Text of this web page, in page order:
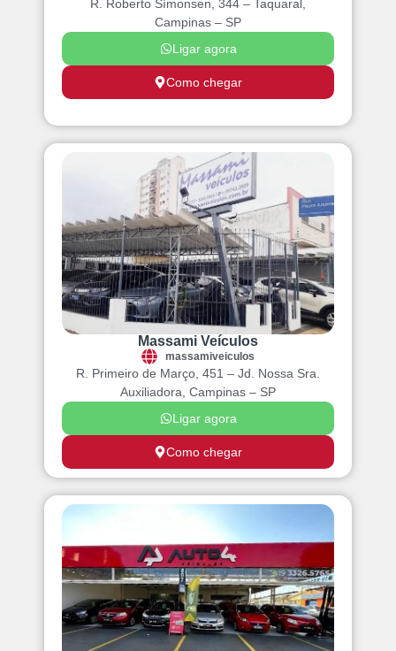
Como chegar
Ligar agora
R. Roberto Símonsen, 344 – Taquaral,
Campinas – SP
Massami Veículos
massamiveiculos
Como chegar
Ligar agora
R. Primeiro de Março, 451 – Jd. Nossa Sra.
Auxiliadora, Campinas – SP